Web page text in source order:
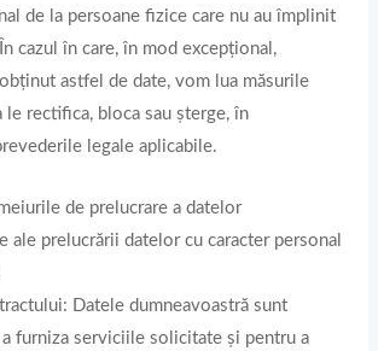
de la persoane fizice care nu au împlinit
cazul în care, în mod excepțional,
astfel de date, vom lua măsurile
le rectifica, bloca sau șterge, în
legale aplicabile.
de prelucrare a datelor
ale prelucrării datelor cu caracter personal
Datele dumneavoastră sunt
furniza serviciile solicitate și pentru a